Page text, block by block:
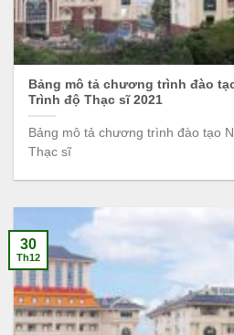
Bảng mô tả chương trình đào
Trình độ Thạc sĩ 2021
Bảng mô tả chương trình đào tạo
Thạc sĩ
30
Th12